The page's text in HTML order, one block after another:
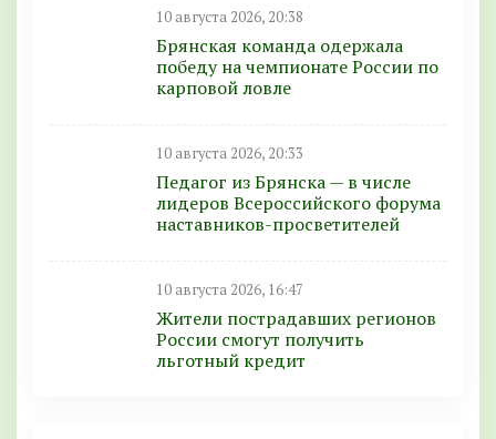
10 августа 2026, 20:38
Брянская команда одержала
победу на чемпионате России по
карповой ловле
10 августа 2026, 20:33
Педагог из Брянска — в числе
лидеров Всероссийского форума
наставников-просветителей
10 августа 2026, 16:47
Жители пострадавших регионов
России смогут получить
льготный кредит